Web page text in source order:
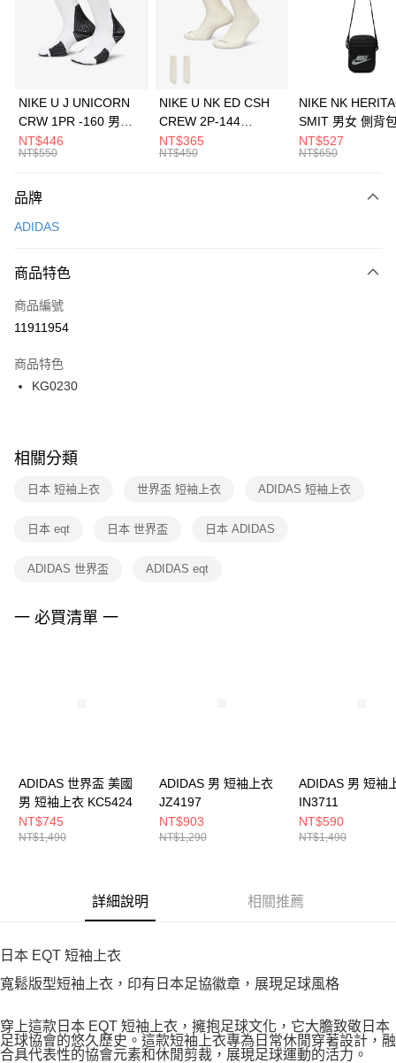
合作金庫商業銀行
第一商業銀行
華南商業銀行
彰化商業銀行
上海商業儲蓄銀行
元大商業銀行
台灣樂天信用卡公司
Apple Pay
全盈+PAY
AFTEE先享後付
【關於「AFTEE先享後付」】
便利好安心！
３．安心：先確認商品／服務後，再付款。
【「AFTEE先享後付」結帳流程】
１．於結帳方式選擇「AFTEE先享後付」後，將跳轉至「AFTEE先享後付」
２．訂單成立數日內，您將收到繳費通知簡訊。
３．收到繳費通知簡訊後14天內，點擊此簡訊中的連結，可透過四大超商／
ATM／網路銀行／等多元方式進行付款，方視為交易完成。
※ 交易是否成功請以「AFTEE先享後付 」之結帳頁面顯示為準，若有關於
是否繳費成功／繳費後需取消欲退款等相關疑問，請聯繫「AFTEE先享後付
客戶支援中心」https://netprotections.freshdesk.com/support/home
１．透過由恩沛科技股份有限公司提供之「AFTEE先享後付」服務完成之交
權轉讓予恩沛科技股份有限公司。
３．未成年的使用者請事先徵得法定代理人或監護人之同意方可使用
「AFTEE先享後付」，若未經同意申辦者引起之損失，本公司不負相關責
運送方式
每筆NT$100，滿NT$1,500(含以上)免運費
宅配
每筆NT$100，滿NT$1,500(含以上)免運費
付款後門市自取
每筆NT$100，滿NT$1,500(含以上)免運費
NIKE U J UNICORN
CRW 1PR -160 男女
中統襪 FZ3393100
NT$446
NT$550
NIKE U NK ED CSH
CREW 2P-144
EMBRDY 男女 短統襪
FZ3073133
NT$365
NT$450
NIKE NK
SMIT 男女 側背
BA5871010
NT$527
NT$650
品牌
ADIDAS
商品特色
商品編號
11911954
商品特色
KG0230
相關分類
日本 短袖上衣 世界盃 短袖上衣 ADIDAS 短袖上衣
日本 eqt 日本 世界盃 日本 ADIDAS
ADIDAS 世界盃 ADIDAS eqt
一 必買清單 一
ADIDAS 世界盃 美國
男 短袖上衣 KC5424
NT$745
NT$1,490
ADIDAS 男 短袖上衣
JZ4197
NT$903
NT$1,290
ADIDAS 男 短袖
IN3711
NT$590
NT$1,490
詳細說明 相關推薦
日本 EQT 短袖上衣
寬鬆版型短袖上衣，印有日本足協徽章，展現足球風格
穿上這款日本 EQT 短袖上衣，擁抱足球文化，它大膽致敬日本
足球協會的悠久歷史。這款短袖上衣專為日常休閒穿著設計，融
合具代表性的協會元素和休閒剪裁，展現足球運動的活力。